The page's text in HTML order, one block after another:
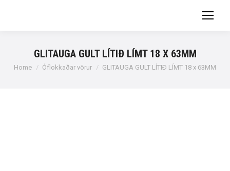
GLITAUGA GULT LÍTIÐ LÍMT 18 X 63MM
You are here:
Home Óflokkaðar vörur GLITAUGA GULT LÍTIÐ LÍMT 18 x 63MM